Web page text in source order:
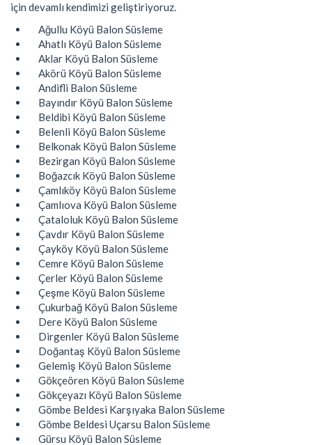
için devamlı kendimizi geliştiriyoruz.
Ağullu Köyü Balon Süsleme
Ahatlı Köyü Balon Süsleme
Aklar Köyü Balon Süsleme
Akörü Köyü Balon Süsleme
Andifli Balon Süsleme
Bayındır Köyü Balon Süsleme
Beldibi Köyü Balon Süsleme
Belenli Köyü Balon Süsleme
Belkonak Köyü Balon Süsleme
Bezirgan Köyü Balon Süsleme
Boğazcık Köyü Balon Süsleme
Çamlıköy Köyü Balon Süsleme
Çamlıova Köyü Balon Süsleme
Çataloluk Köyü Balon Süsleme
Çavdır Köyü Balon Süsleme
Çayköy Köyü Balon Süsleme
Cemre Köyü Balon Süsleme
Çerler Köyü Balon Süsleme
Çeşme Köyü Balon Süsleme
Çukurbağ Köyü Balon Süsleme
Dere Köyü Balon Süsleme
Dirgenler Köyü Balon Süsleme
Doğantaş Köyü Balon Süsleme
Gelemiş Köyü Balon Süsleme
Gökçeören Köyü Balon Süsleme
Gökçeyazı Köyü Balon Süsleme
Gömbe Beldesi Karşıyaka Balon Süsleme
Gömbe Beldesi Uçarsu Balon Süsleme
Gürsu Köyü Balon Süsleme